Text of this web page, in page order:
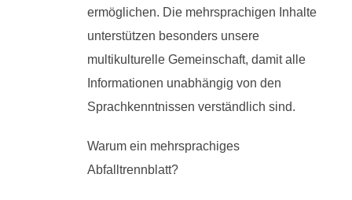
ermöglichen. Die mehrsprachigen Inhalte
unterstützen besonders unsere
multikulturelle Gemeinschaft, damit alle
Informationen unabhängig von den
Sprachkenntnissen verständlich sind.
Warum ein mehrsprachiges
Abfalltrennblatt?